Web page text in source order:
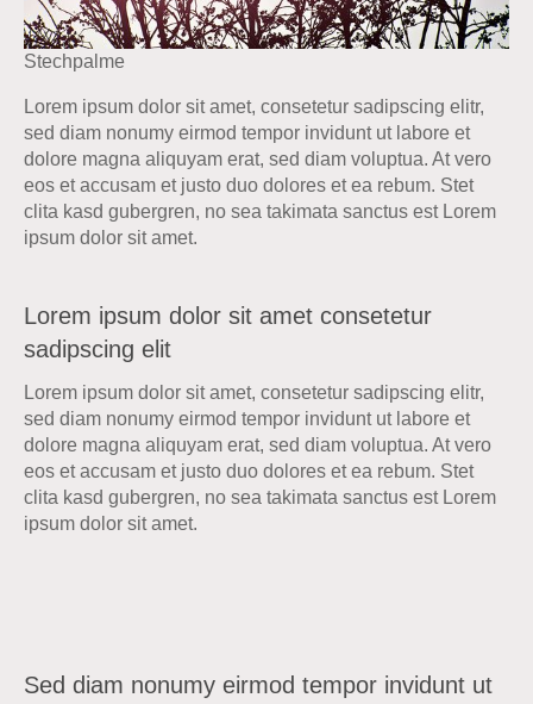
Stechpalme
Lorem ipsum dolor sit amet, consetetur sadipscing elitr,
sed diam nonumy eirmod tempor invidunt ut labore et
dolore magna aliquyam erat, sed diam voluptua. At vero
eos et accusam et justo duo dolores et ea rebum. Stet
clita kasd gubergren, no sea takimata sanctus est Lorem
ipsum dolor sit amet.
Lorem ipsum dolor sit amet consetetur
sadipscing elit
Lorem ipsum dolor sit amet, consetetur sadipscing elitr,
sed diam nonumy eirmod tempor invidunt ut labore et
dolore magna aliquyam erat, sed diam voluptua. At vero
eos et accusam et justo duo dolores et ea rebum. Stet
clita kasd gubergren, no sea takimata sanctus est Lorem
ipsum dolor sit amet.
Sed diam nonumy eirmod tempor invidunt ut